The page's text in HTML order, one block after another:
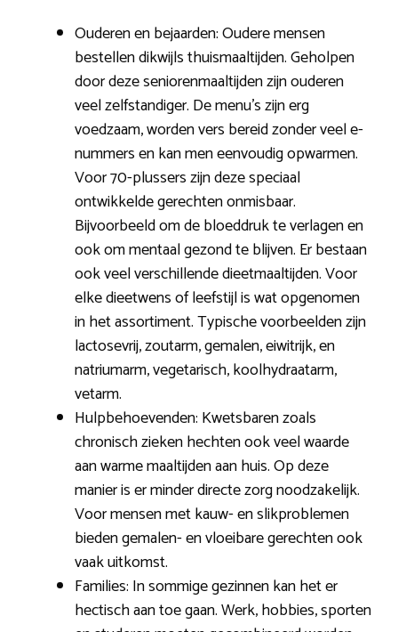
Ouderen en bejaarden: Oudere mensen
bestellen dikwijls thuismaaltijden. Geholpen
door deze seniorenmaaltijden zijn ouderen
veel zelfstandiger. De menu’s zijn erg
voedzaam, worden vers bereid zonder veel e-
nummers en kan men eenvoudig opwarmen.
Voor 70-plussers zijn deze speciaal
ontwikkelde gerechten onmisbaar.
Bijvoorbeeld om de bloeddruk te verlagen en
ook om mentaal gezond te blijven. Er bestaan
ook veel verschillende dieetmaaltijden. Voor
elke dieetwens of leefstijl is wat opgenomen
in het assortiment. Typische voorbeelden zijn
lactosevrij, zoutarm, gemalen, eiwitrijk, en
natriumarm, vegetarisch, koolhydraatarm,
vetarm.
Hulpbehoevenden: Kwetsbaren zoals
chronisch zieken hechten ook veel waarde
aan warme maaltijden aan huis. Op deze
manier is er minder directe zorg noodzakelijk.
Voor mensen met kauw- en slikproblemen
bieden gemalen- en vloeibare gerechten ook
vaak uitkomst.
Families: In sommige gezinnen kan het er
hectisch aan toe gaan. Werk, hobbies, sporten